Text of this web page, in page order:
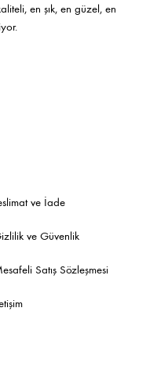
en şık, en güzel, en
ve İade
ve Güvenlik
Satış Sözleşmesi